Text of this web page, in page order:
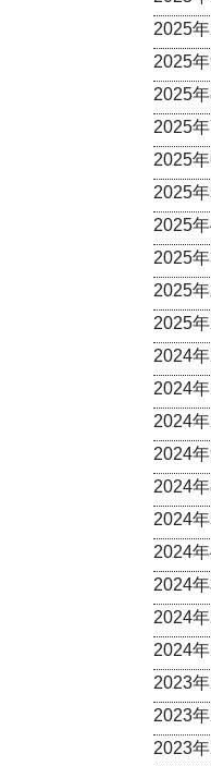
2025
2025年
2025年
2025年
2025年
2025年
2025年
2025年
2025年
2025年
2024
2024
2024
2024年
2024年
2024年
2024年
2024年
2024年
2024年
2023
2023
2023